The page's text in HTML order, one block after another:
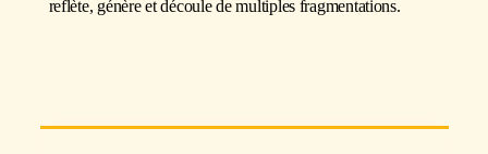
reflète, génère et découle de multiples fragmentations.